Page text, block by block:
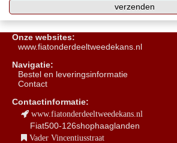
Onze websites:
www.fiatonderdeeltweedekans.nl
Navigatie:
Bestel en leveringsinformatie
Contact
Contactinformatie:
www.fiatonderdeeltweedekans.nl
Fiat500-126shophaaglanden
Vader Vincentiusstraat